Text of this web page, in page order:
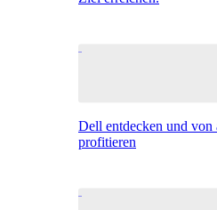
Dell entdecken und von
profitieren